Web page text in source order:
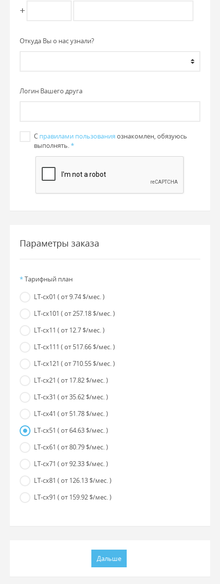
+
Откуда Вы о нас узнали?
Логин Вашего друга
С правилами пользования ознакомлен, обязуюсь
выполнять.*
Параметры заказа
*Тарифный план
LT-cx01 ( от 9.74 $/мес. )
LT-cx101 ( от 257.18 $/мес. )
LT-cx11 ( от 12.7 $/мес. )
LT-cx111 ( от 517.66 $/мес. )
LT-cx121 ( от 710.55 $/мес. )
LT-cx21 ( от 17.82 $/мес. )
LT-cx31 ( от 35.62 $/мес. )
LT-cx41 ( от 51.78 $/мес. )
LT-cx51 ( от 64.63 $/мес. )
LT-cx61 ( от 80.79 $/мес. )
LT-cx71 ( от 92.33 $/мес. )
LT-cx81 ( от 126.13 $/мес. )
LT-cx91 ( от 159.92 $/мес. )